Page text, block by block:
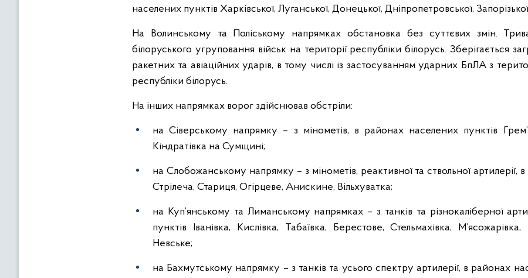
населених пунктів Харківської, Луганської, Донецької, Дніпропетровської,
На Волинському та Поліському напрямках обстановка без суттєвих змін.
білоруського угруповання військ на території республіки білорусь. Зберігається
ракетних та авіаційних ударів, в тому числі із застосуванням ударних БпЛА з
республіки білорусь.
На інших напрямках ворог здійснював обстріли:
на Сіверському напрямку – з мінометів, в районах населених пунктів
Кіндратівка на Сумщині;
на Слобожанському напрямку – з мінометів, реактивної та ствольної артилерії,
Стрілеча, Стариця, Огірцеве, Анискине, Вільхуватка;
на Куп’янському та Лиманському напрямках – з танків та різнокаліберної
пунктів Іванівка, Кислівка, Табаївка, Берестове, Стельмахівка,
Невське;
на Бахмутському напрямку – з танків та усього спектру артилерії, в районах